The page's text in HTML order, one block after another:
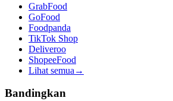
GrabFood
GoFood
Foodpanda
TikTok Shop
Deliveroo
ShopeeFood
Lihat semua →
Bandingkan